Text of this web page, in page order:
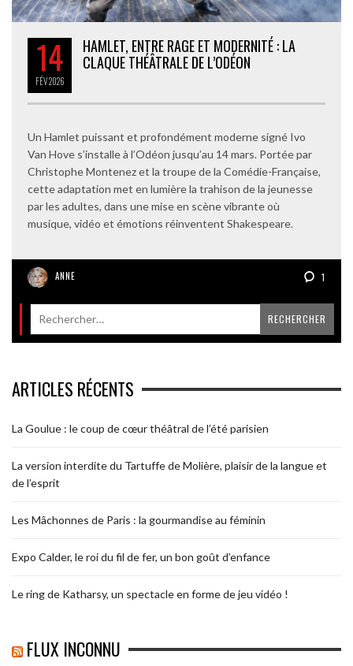
14
FÉV2026
HAMLET, ENTRE RAGE ET MODERNITÉ : LA
CLAQUE THÉÂTRALE DE L’ODÉON
Un Hamlet puissant et profondément moderne signé Ivo
Van Hove s’installe à l’Odéon jusqu’au 14 mars. Portée par
Christophe Montenez et la troupe de la Comédie-Française,
cette adaptation met en lumière la trahison de la jeunesse
par les adultes, dans une mise en scène vibrante où
musique, vidéo et émotions réinventent Shakespeare.
ANNE 1
ARTICLES RÉCENTS
La Goulue : le coup de cœur théâtral de l’été parisien
La version interdite du Tartuffe de Molière, plaisir de la langue et
de l’esprit
Les Mâchonnes de Paris : la gourmandise au féminin
Expo Calder, le roi du fil de fer, un bon goût d’enfance
Le ring de Katharsy, un spectacle en forme de jeu vidéo !
FLUX INCONNU